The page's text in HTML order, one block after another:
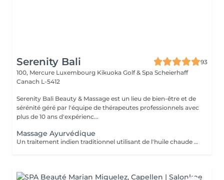
Serenity Bali
93
100, Mercure Luxembourg Kikuoka Golf & Spa Scheierhaff
Canach L-5412
Serenity Bali Beauty & Massage est un lieu de bien-être et de
sérénité géré par l'équipe de thérapeutes professionnels avec
plus de 10 ans d'expérienc...
Massage Ayurvédique
Un traitement indien traditionnel utilisant de l'huile chaude et de longs mouvements de massage fluides pour favoriser une relaxation profonde.